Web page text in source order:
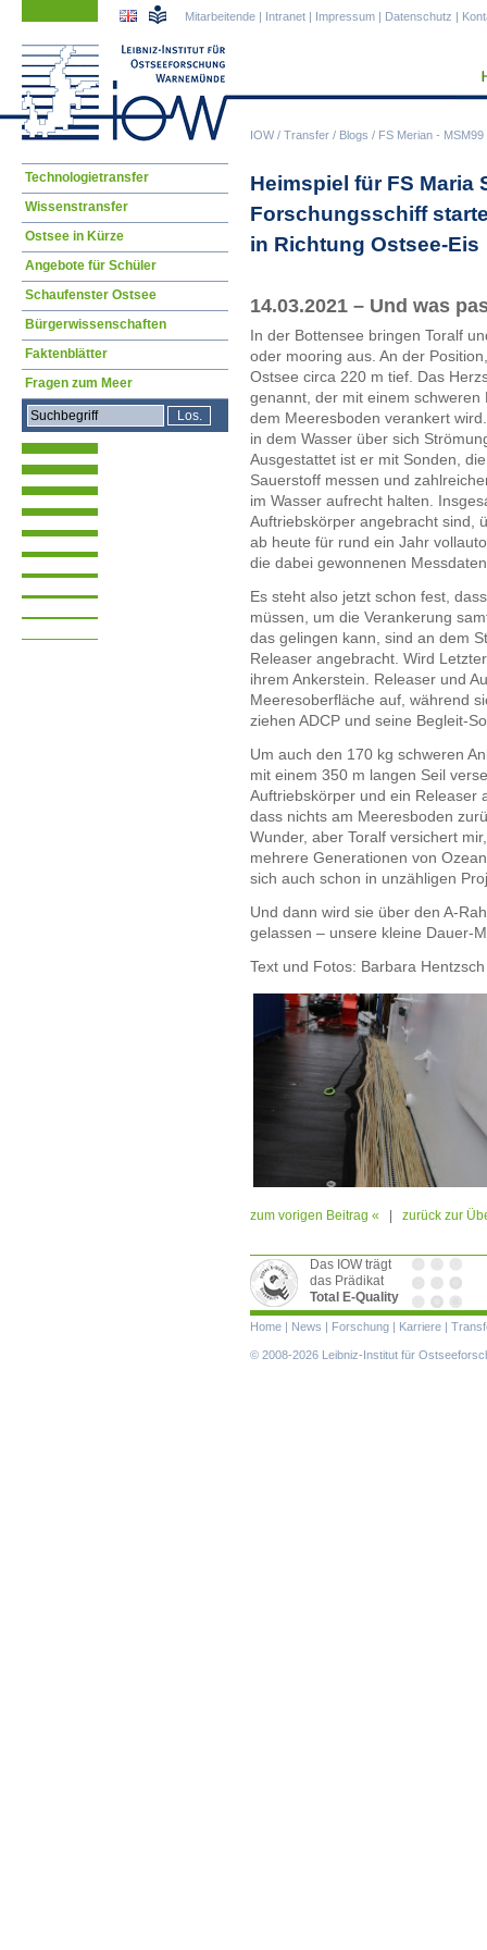
IOW/ Transfer / Blogs / FS Merian -
Mitarbeitende | Intranet | Impressum | Datenschutz |
Heimspiel für FS Maria
Forschungsschiff
in Richtung Ostsee-Eis
14.03.2021 – Und was
In der Bottensee bringen Toralf
oder mooring aus. An der
Ostsee circa 220 m tief. Das
genannt, der mit einem
dem Meeresboden verankert
in dem Wasser über sich
Ausgestattet ist er mit Sonden,
Sauerstoff messen und
im Wasser aufrecht halten.
Auftriebskörper angebracht sind,
ab heute für rund ein Jahr
die dabei gewonnenen
Es steht also jetzt schon fest,
müssen, um die Verankerung
das gelingen kann, sind an dem
Releaser angebracht. Wird
ihrem Ankerstein. Releaser und
Meeresoberfläche auf, während
ziehen ADCP und seine Begleit-
Um auch den 170 kg schweren
mit einem 350 m langen Seil
Auftriebskörper und ein Releaser
dass nichts am Meeresboden
Wunder, aber Toralf versichert
mehrere Generationen von
sich auch schon in unzähligen
Und dann wird sie über den A-
gelassen – unsere kleine Dauer-
Text und Fotos: Barbara
zum vorigen Beitrag « | zurück zur
Navigation
überspringen
Technologietransfer
Wissenstransfer
Ostsee in Kürze
Angebote für Schüler
Schaufenster Ostsee
Bürgerwissenschaften
Faktenblätter
Fragen zum Meer
Das IOW trägt
das Prädikat
Total E-Quality
Navigation
Home News Forschung Karriere
© 2008-2026 Leibniz-Institut für